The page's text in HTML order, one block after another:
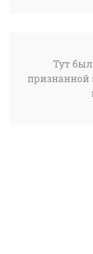
Тут
признанной